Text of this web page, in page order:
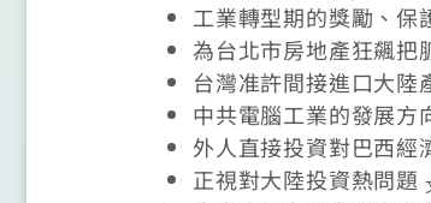
工業轉型期的獎勵、保
為台北市房地產狂飆把
台灣准許間接進口大陸
中共電腦工業的發展方
外人直接投資對巴西
正視對大陸投資熱問題